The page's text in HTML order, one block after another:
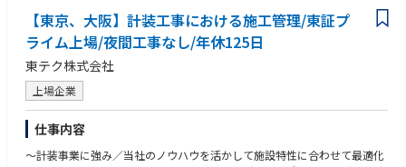
■働き方
◎フレックス制・月平均残業時間30時間程度・年間休日124日(土日祝休)
◎出張有：計装事業は常駐で現場に入ることが多く長期出張も発生しま
す。
民間案件と官公庁案件の割合は半々で、携わる建物はオフィスビルや工
場、商業施設など様々です。
■強み
1）全国規模のネットワーク：東テクグループは全国で92拠点によるサー
【東京、大阪】計装工事における施工管理/東証プ
ライム上場/夜間工事なし/年休125日
東テク株式会社
上場企業
仕事内容
～計装事業に強み／当社のノウハウを活かして施設特性に合わせて最適化